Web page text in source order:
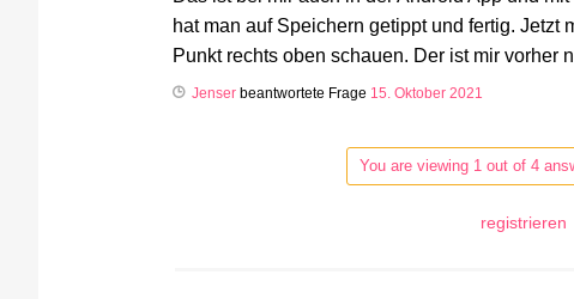
hat man auf Speichern getippt und fertig.
Punkt rechts oben schauen. Der ist mir vorher
Jenser beantwortete Frage 15. Oktober 2021
You are viewing 1 out of 4
registrieren